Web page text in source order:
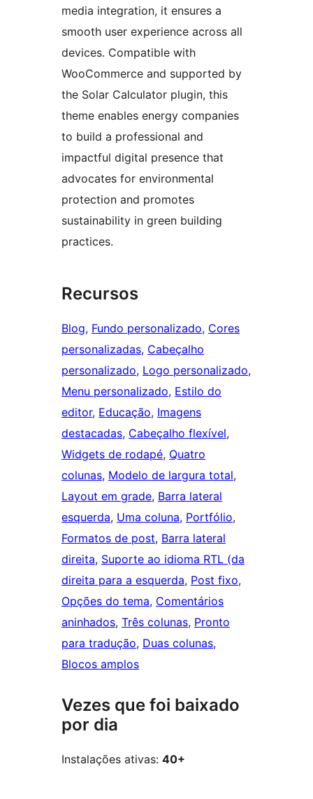
media integration, it ensures a
smooth user experience across all
devices. Compatible with
WooCommerce and supported by
the Solar Calculator plugin, this
theme enables energy companies
to build a professional and
impactful digital presence that
advocates for environmental
protection and promotes
sustainability in green building
practices.
Recursos
Blog, Fundo personalizado, Cores
personalizadas, Cabeçalho
personalizado, Logo personalizado
Menu personalizado, Estilo do
editor, Educação, Imagens
destacadas, Cabeçalho flexível
Widgets de rodapé, Quatro
colunas, Modelo de largura total
Layout em grade, Barra lateral
esquerda, Uma coluna, Portfólio
Formatos de post, Barra lateral
direita, Suporte ao idioma RTL (da
direita para a esquerda, Post fixo
Opções do tema, Comentários
aninhados, Três colunas, Pronto
para tradução, Duas colunas
Blocos amplos
Vezes que foi baixado
por dia
Instalações ativas: 40+